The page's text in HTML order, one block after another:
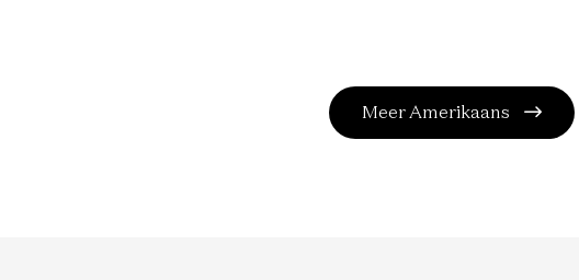
Meer Amerikaans